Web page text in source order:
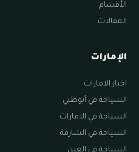
الأقسام
المقالات
الإمارات
اخبار الامارات
السياحة في أبوظبي
السياحة في الامارات
السياحة في الشارقة